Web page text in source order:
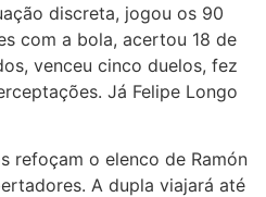
discreta, jogou os 90
com a bola, acertou 18 de
venceu cinco duelos, fez
Já Felipe Longo
refoçam o elenco de Ramón
A dupla viajará até